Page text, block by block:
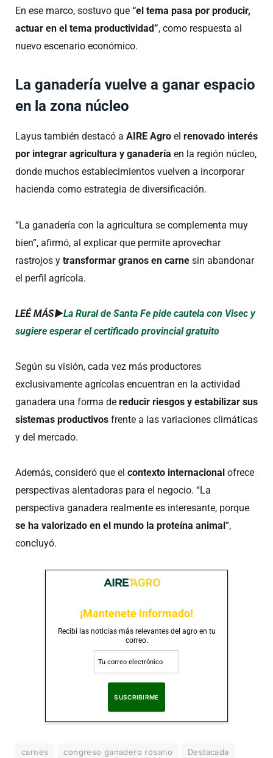
En ese marco, sostuvo que “el tema pasa por producir,
actuar en el tema productividad”, como respuesta al
nuevo escenario económico.
La ganadería vuelve a ganar espacio
en la zona núcleo
Layus también destacó a AIRE Agro el renovado interés
por integrar agricultura y ganadería en la región núcleo,
donde muchos establecimientos vuelven a incorporar
hacienda como estrategia de diversificación.
“La ganadería con la agricultura se complementa muy
bien”, afirmó, al explicar que permite aprovechar
rastrojos y transformar granos en carne sin abandonar
el perfil agrícola.
LEÉ MÁS►La Rural de Santa Fe pide cautela con Visec y
sugiere esperar el certificado provincial gratuito
Según su visión, cada vez más productores
exclusivamente agrícolas encuentran en la actividad
ganadera una forma de reducir riesgos y estabilizar sus
sistemas productivos frente a las variaciones climáticas
y del mercado.
Además, consideró que el contexto internacional ofrece
perspectivas alentadoras para el negocio. “La
perspectiva ganadera realmente es interesante, porque
se ha valorizado en el mundo la proteína animal”,
concluyó.
¡Mantenete informado!
Recibí las noticias más relevantes del agro en tu
correo.
carnes congreso ganadero rosario
Destacada